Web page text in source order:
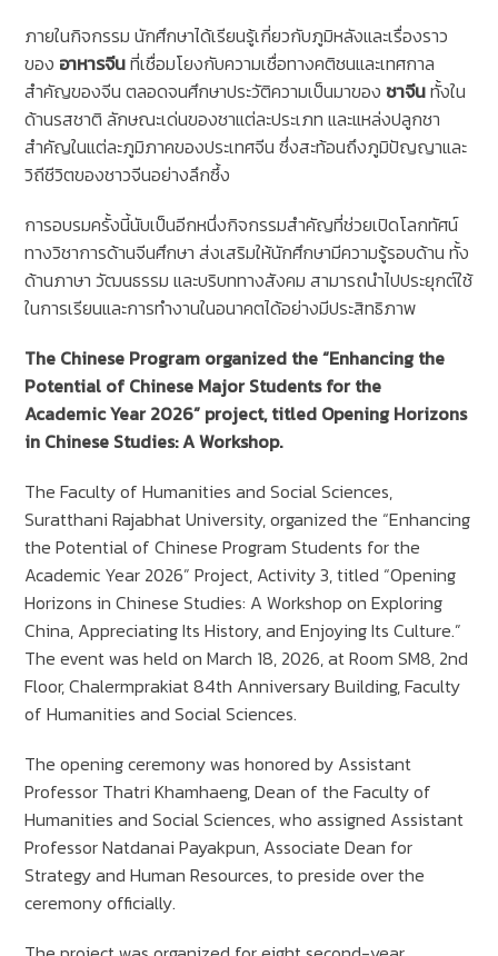
ภายในกิจกรรม นักศึกษาได้เรียนรู้เกี่ยวกับภูมิหลังและเรื่องราว
ของ อาหารจีนที่เชื่อมโยงกับความเชื่อทางคติชนและเทศกาล
สำคัญของจีน ตลอดจนศึกษาประวัติความเป็นมาของชาจีนทั้งใน
ด้านรสชาติ ลักษณะเด่นของชาแต่ละประเภท และแหล่งปลูกชา
สำคัญในแต่ละภูมิภาคของประเทศจีน ซึ่งสะท้อนถึงภูมิปัญญาและ
วิถีชีวิตของชาวจีนอย่างลึกซึ้ง
การอบรมครั้งนี้นับเป็นอีกหนึ่งกิจกรรมสำคัญที่ช่วยเปิดโลกทัศน์
ทางวิชาการด้านจีนศึกษา ส่งเสริมให้นักศึกษามีความรู้รอบด้าน ทั้ง
ด้านภาษา วัฒนธรรม และบริบททางสังคม สามารถนำไปประยุกต์ใช้
ในการเรียนและการทำงานในอนาคตได้อย่างมีประสิทธิภาพ
The Chinese Program organized the “Enhancing the
Potential of Chinese Major Students for the
Academic Year 2026” project, titled Opening Horizons
in Chinese Studies: A Workshop.
The Faculty of Humanities and Social Sciences,
Suratthani Rajabhat University, organized the “Enhancing
the Potential of Chinese Program Students for the
Academic Year 2026” Project, Activity 3, titled “Opening
Horizons in Chinese Studies: A Workshop on Exploring
China, Appreciating Its History, and Enjoying Its Culture.”
The event was held on March 18, 2026, at Room SM8, 2nd
Floor, Chalermprakiat 84th Anniversary Building, Faculty
of Humanities and Social Sciences.
The opening ceremony was honored by Assistant
Professor Thatri Khamhaeng, Dean of the Faculty of
Humanities and Social Sciences, who assigned Assistant
Professor Natdanai Payakpun, Associate Dean for
Strategy and Human Resources, to preside over the
ceremony officially.